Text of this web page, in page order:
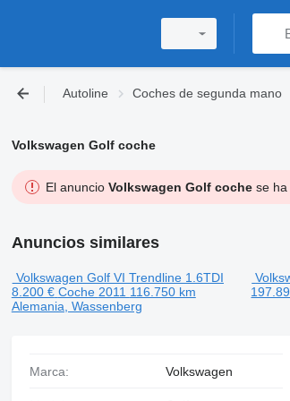
Autoline Coches de segunda mano
Volkswagen Golf coche
El anuncio Volkswagen Golf cochese ha
Anuncios similares
Volkswagen Golf VI Trendline 1.6TDI
8.200 € Coche 2011 116.750 km
Alemania, Wassenberg
Marca: Volkswagen